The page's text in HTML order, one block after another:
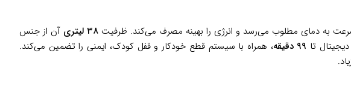
به دمای مطلوب می‌رسد و انرژی را بهینه مصرف می‌کند. ظرفیت 38 لیتری
آن از جنس
تا 99 دقیقه
، همراه با سیستم قطع خودکار و قفل کودک، ایمنی را تضمین می‌کند.